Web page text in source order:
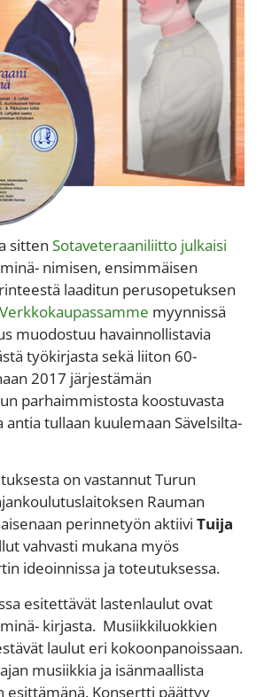
sittenSotaveteraaniliitto julkaisi
nimisen, ensimmäisen
laaditun perusopetuksen
Verkkokaupassamme myynnissä
muodostuu havainnollistavia
työkirjasta sekä liiton 60-
2017 järjestämän
parhaimmistosta koostuvasta
antia tullaan kuulemaan Sävelsilta-
on vastannut Turun
Rauman
perinnetyön aktiiviTuija
vahvasti mukana myös
ideoinnissa ja toteutuksessa.
esitettävät lastenlaulut ovat
kirjasta. Musiikkiluokkien
laulut eri kokoonpanoissaan.
musiikkia ja isänmaallista
esittämänä. Konsertti päättyy